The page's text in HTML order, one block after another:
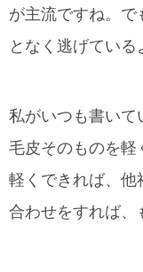
が主流ですね。で
となく逃げている
私がいつも書いて
毛皮そのものを軽
軽くできれば、他
合わせをすれば、